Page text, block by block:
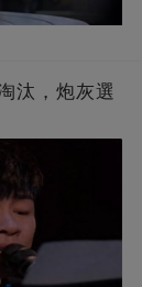
汰，炮灰選